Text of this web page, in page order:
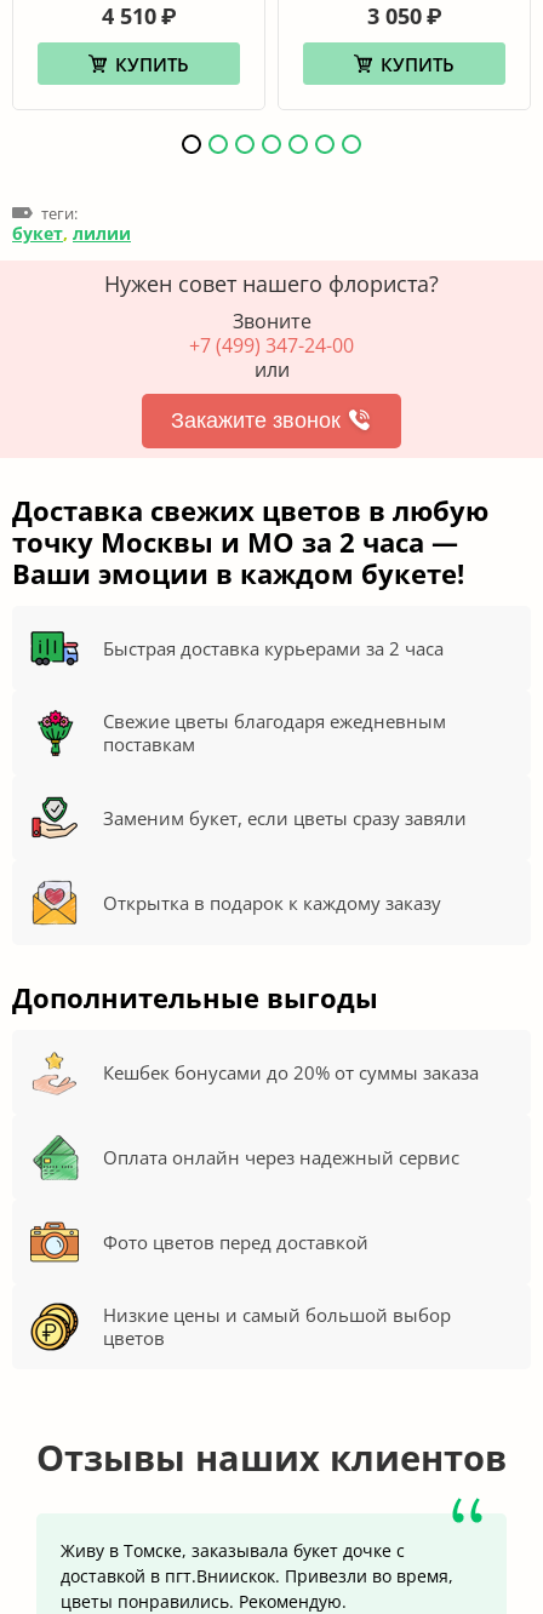
4 510 ₽
КУПИТЬ
3 050 ₽
КУПИТЬ
теги:
букет, лилии
Нужен совет нашего флориста?
Звоните
+7 (499) 347-24-00
или
Закажите звонок
Доставка свежих цветов в любую
точку Москвы и МО за 2 часа —
Ваши эмоции в каждом букете!
Быстрая доставка курьерами за 2 часа
Свежие цветы благодаря ежедневным
поставкам
Заменим букет, если цветы сразу завяли
Открытка в подарок к каждому заказу
Дополнительные выгоды
Кешбек бонусами до 20% от суммы заказа
Оплата онлайн через надежный сервис
Фото цветов перед доставкой
Низкие цены и самый большой выбор
цветов
Отзывы наших клиентов
Живу в Томске, заказывала букет дочке с
доставкой в пгт.Вниискок. Привезли во время,
цветы понравились. Рекомендую.